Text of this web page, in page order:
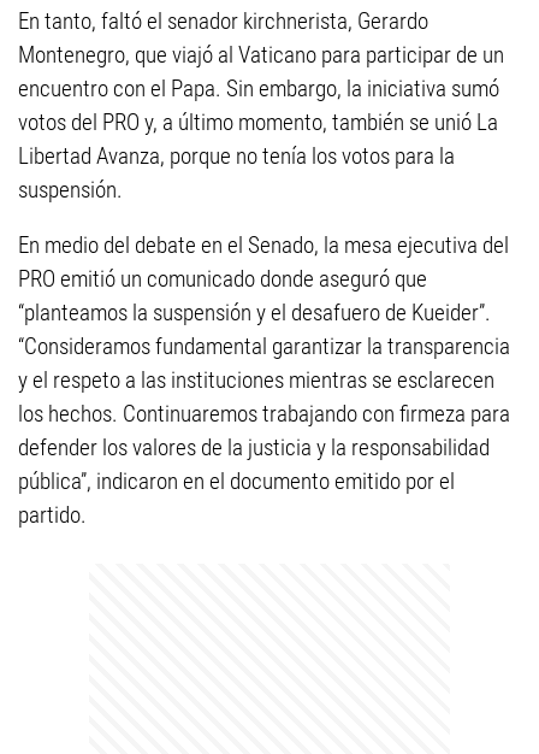
En tanto, faltó el senador kirchnerista, Gerardo
Montenegro, que viajó al Vaticano para participar de un
encuentro con el Papa. Sin embargo, la iniciativa sumó
votos del PRO y, a último momento, también se unió La
Libertad Avanza, porque no tenía los votos para la
suspensión.
En medio del debate en el Senado, la mesa ejecutiva del
PRO emitió un comunicado donde aseguró que
“planteamos la suspensión y el desafuero de Kueider”.
“Consideramos fundamental garantizar la transparencia
y el respeto a las instituciones mientras se esclarecen
los hechos. Continuaremos trabajando con firmeza para
defender los valores de la justicia y la responsabilidad
pública”, indicaron en el documento emitido por el
partido.